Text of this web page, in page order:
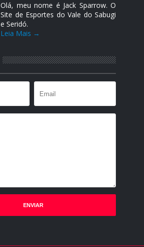
Olá, meu nome é Jack Sparrow. O
Site de Esportes do Vale do Sabugi
e Seridó.
Leia Mais →